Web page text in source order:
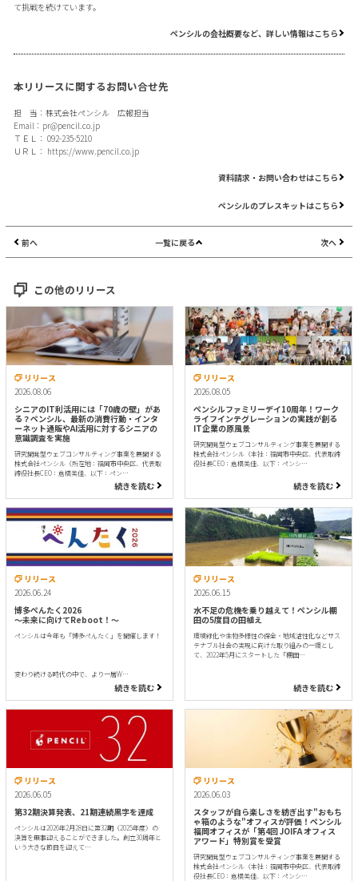
て挑戦を続けています。
ペンシルの会社概要など、詳しい情報はこちら
本リリースに関するお問い合せ先
担 当：株式会社ペンシル 広報担当
Email： pr@pencil.co.jp
ＴＥＬ： 092-235-5210
ＵＲＬ： https://www.pencil.co.jp
資料請求・お問い合わせはこちら
ペンシルのプレスキットはこちら
前へ 一覧に戻る 次へ
この他のリリース
リリース
2026.08.06
シニアのIT利活用には「70歳の壁」があ
る？ペンシル、最新の消費行動・インタ
ーネット通販やAI活用に対するシニアの
意識調査を実施
研究開発型ウェブコンサルティング事業を展開する
株式会社ペンシル（所在地：福岡市中央区、代表取
締役社長CEO：倉橋美佳、以下：ペン…
続きを読む
リリース
2026.08.05
ペンシルファミリーデイ10周年！ワーク
ライフインテグレーションの実践が創る
IT企業の原風景
研究開発型ウェブコンサルティング事業を展開する
株式会社ペンシル（本社：福岡市中央区、代表取締
役社長CEO：倉橋美佳、以下：ペンシ…
続きを読む
リリース
2026.06.24
博多ぺんたく2026
〜未来に向けてReboot！〜
ペンシルは今年も「博多ぺんたく」を開催します！
変わり続ける時代の中で、より一層W…
続きを読む
リリース
2026.06.15
水不足の危機を乗り越えて！ペンシル棚
田の5度目の田植え
環境緑化や生物多様性の保全・地域活性化などサス
テナブル社会の実現に向けた取り組みの一環とし
て、2022年5月にスタートした「棚田…
続きを読む
リリース
2026.06.05
第32期決算発表、21期連続黒字を達成
ペンシルは2026年2月28日に第32期（2025年度）の
決算を無事迎えることができました。創立30周年と
いう大きな節目を迎えて…
リリース
2026.06.03
スタッフが自ら楽しさを紡ぎ出す"おもち
ゃ箱のような"オフィスが評価！ペンシル
福岡オフィスが「第4回 JOIFA オフィス
アワード」特別賞を受賞
研究開発型ウェブコンサルティング事業を展開する
株式会社ペンシル（本社：福岡市中央区、代表取締
役社長CEO：倉橋美佳、以下：ペンシ…